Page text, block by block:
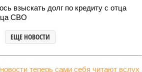
взыскать долг по кредиту с отца
СВО
ЕЩЕ НОВОСТИ